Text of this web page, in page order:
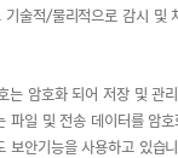
술적/물리적으로 감시 및
는 암호화 되어 저장 및 관
파일 및 전송 데이터를 암
보안기능을 사용하고 있습